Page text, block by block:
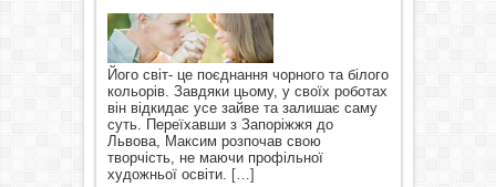
Його світ- це поєднання чорного та білого
кольорів. Завдяки цьому, у своїх роботах
він відкидає усе зайве та залишає саму
суть. Переїхавши з Запоріжжя до
Львова, Максим розпочав свою
творчість, не маючи профільної
художньої освіти. […]